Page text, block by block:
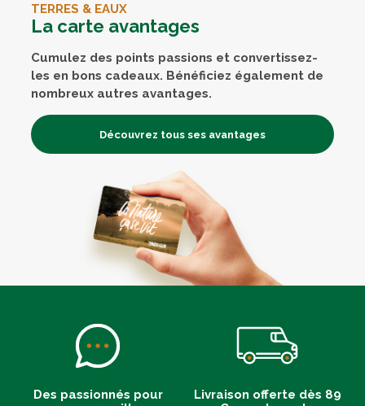
TERRES & EAUX
La carte avantages
Cumulez des points passions et convertissez-
les en bons cadeaux. Bénéficiez également de
nombreux autres avantages.
Découvrez tous ses avantages
Des passionnés pour
Livraison offerte dès 89